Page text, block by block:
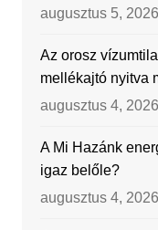
augusztus 5, 2026
Az orosz
mellékajtó nyitva
augusztus 4, 2026
A Mi Hazánk
igaz belőle?
augusztus 4, 2026